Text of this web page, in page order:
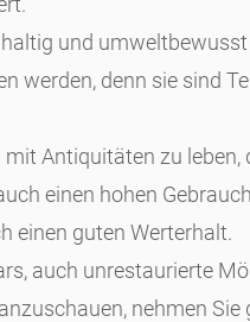
und
werden, denn sie sind
Antiquitäten zu leben,
einen hohen
einen guten Werterhalt.
auch unrestaurierte
nehmen Sie